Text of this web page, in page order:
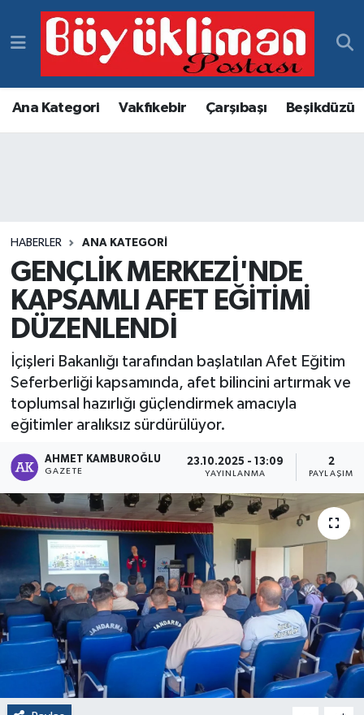
Ana Kategori Vakfıkebir Çarşıbaşı Beşikdüzü
HABERLER ANA KATEGORI
GENÇLİK MERKEZİ'NDE
KAPSAMLI AFET EĞİTİMİ
DÜZENLENDİ
İçişleri Bakanlığı tarafından başlatılan Afet Eğitim
Seferberliği kapsamında, afet bilincini artırmak ve
toplumsal hazırlığı güçlendirmek amacıyla
eğitimler aralıksız sürdürülüyor.
AHMET KAMBUROĞLU
GAZETE
23.10.2025 - 13:09
YAYINLANMA
2
PAYLAŞIM
Vakfıkebir Hava Durumu
Vakfıkebir Trafik Yoğunluk Haritası
Haber Arşivi